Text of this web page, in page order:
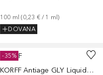
100 ml (0,23 € / 1 ml)
DOVANA
KORFF
KORFF Antiage GLY Liquid Exfoliator
-35%